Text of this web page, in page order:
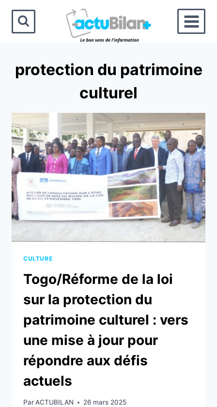
contenu
protection du patrimoine
culturel
CULTURE
Togo/Réforme de la loi
sur la protection du
patrimoine culturel : vers
une mise à jour pour
répondre aux défis
actuels
ParACTUBILAN 26 mars 2025